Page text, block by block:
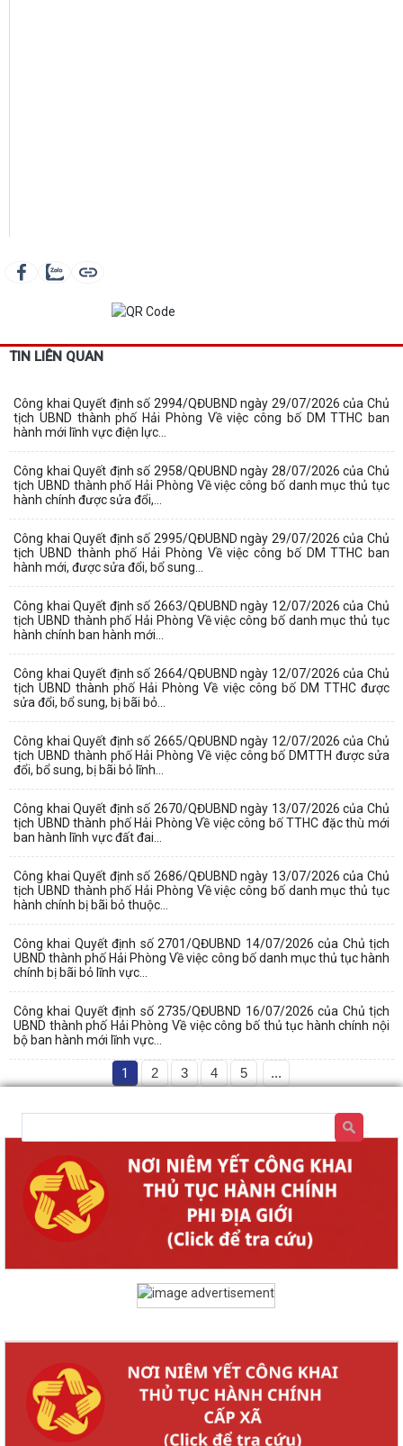
TIN LIÊN QUAN
Công khai Quyết định số 2994/QĐUBND ngày 29/07/2026 của Chủ
tịch UBND thành phố Hải Phòng Về việc công bố DM TTHC ban
hành mới lĩnh vực điện lực...
Công khai Quyết định số 2958/QĐUBND ngày 28/07/2026 của Chủ
tịch UBND thành phố Hải Phòng Về việc công bố danh mục thủ tục
hành chính được sửa đổi,...
Công khai Quyết định số 2995/QĐUBND ngày 29/07/2026 của Chủ
tịch UBND thành phố Hải Phòng Về việc công bố DM TTHC ban
hành mới, được sửa đổi, bổ sung...
Công khai Quyết định số 2663/QĐUBND ngày 12/07/2026 của Chủ
tịch UBND thành phố Hải Phòng Về việc công bố danh mục thủ tục
hành chính ban hành mới...
Công khai Quyết định số 2664/QĐUBND ngày 12/07/2026 của Chủ
tịch UBND thành phố Hải Phòng Về việc công bố DM TTHC được
sửa đổi, bổ sung, bị bãi bỏ...
Công khai Quyết định số 2665/QĐUBND ngày 12/07/2026 của Chủ
tịch UBND thành phố Hải Phòng Về việc công bố DMTTH được sửa
đổi, bổ sung, bị bãi bỏ lĩnh...
Công khai Quyết định số 2670/QĐUBND ngày 13/07/2026 của Chủ
tịch UBND thành phố Hải Phòng Về việc công bố TTHC đặc thù mới
ban hành lĩnh vực đất đai...
Công khai Quyết định số 2686/QĐUBND ngày 13/07/2026 của Chủ
tịch UBND thành phố Hải Phòng Về việc công bố danh mục thủ tục
hành chính bị bãi bỏ thuộc...
Công khai Quyết định số 2701/QĐUBND 14/07/2026 của Chủ tịch
UBND thành phố Hải Phòng Về việc công bố danh mục thủ tục hành
chính bị bãi bỏ lĩnh vực...
Công khai Quyết định số 2735/QĐUBND 16/07/2026 của Chủ tịch
UBND thành phố Hải Phòng Về việc công bố thủ tục hành chính nội
bộ ban hành mới lĩnh vực...
1 2 3 4 5 ...